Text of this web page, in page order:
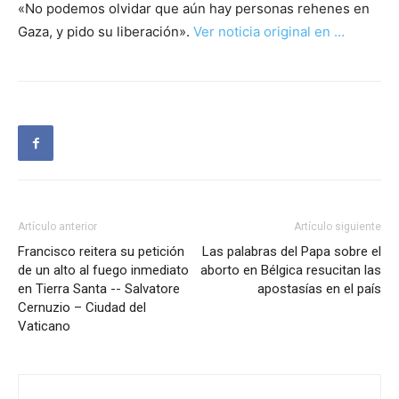
«No podemos olvidar que aún hay personas rehenes en
Gaza, y pido su liberación». Ver noticia original en …
Artículo anterior
Francisco reitera su petición
de un alto al fuego inmediato
en Tierra Santa -- Salvatore
Cernuzio – Ciudad del
Vaticano
Artículo siguiente
Las palabras del Papa sobre el
aborto en Bélgica resucitan las
apostasías en el país